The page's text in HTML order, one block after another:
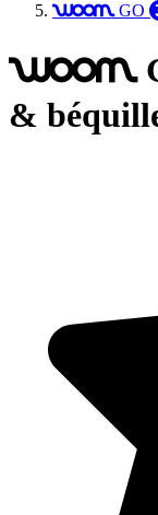
woom GO
woom
&